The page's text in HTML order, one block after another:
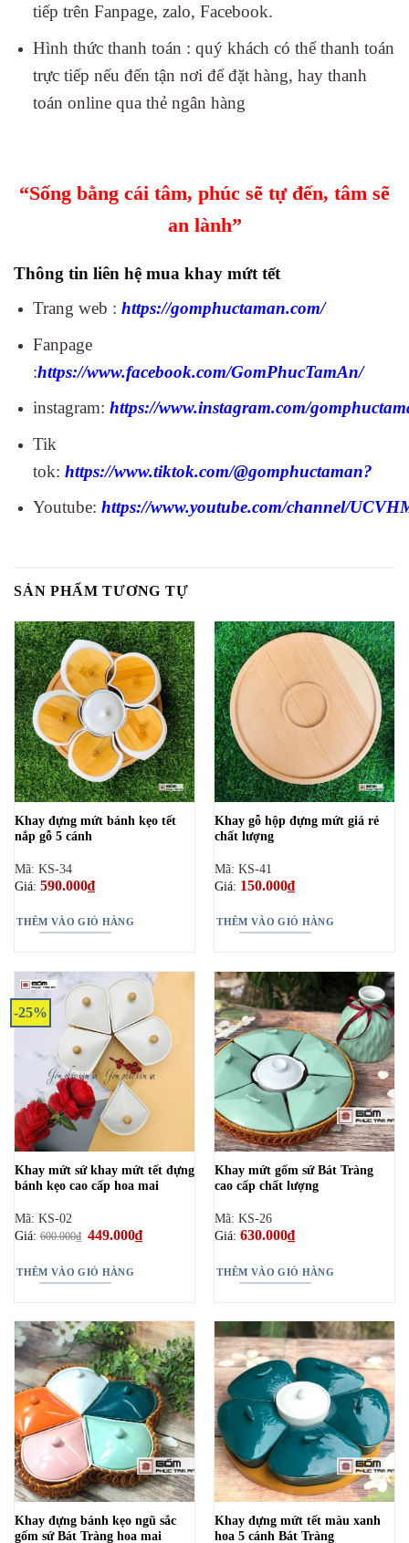
tiếp trên Fanpage, zalo, Facebook.
Hình thức thanh toán : quý khách có thể thanh toán
trực tiếp nếu đến tận nơi để đặt hàng, hay thanh
toán online qua thẻ ngân hàng
“Sống bằng cái tâm, phúc sẽ tự đến, tâm sẽ
an lành”
Thông tin liên hệ mua khay mứt tết
Trang web : https://gomphuctaman.com/
Fanpage
:https://www.facebook.com/GomPhucTamAn/
instagram: https://www.instagram.com/
Tik
tok: https://www.tiktok.com/@gomphuctaman?
Youtube: https://www.youtube.com/channel/
SẢN PHẨM TƯƠNG TỰ
Khay đựng mứt bánh kẹo tết
nắp gỗ 5 cánh
Mã: KS-34
Giá: 590.000₫
THÊM VÀO GIỎ HÀNG
Khay gỗ hộp đựng mứt giá rẻ
chất lượng
Mã: KS-41
Giá: 150.000₫
THÊM VÀO GIỎ HÀNG
-25%
Khay mứt sứ khay mứt tết đựng
bánh kẹo cao cấp hoa mai
Mã: KS-02
Giá:600.000₫ Giá
600.000₫.
449.000₫Giá
hiện
THÊM VÀO GIỎ HÀNG
Khay mứt gốm sứ Bát Tràng
cao cấp chất lượng
Mã: KS-26
Giá: 630.000₫
THÊM VÀO GIỎ HÀNG
Khay đựng bánh kẹo ngũ sắc
gốm sứ Bát Tràng hoa mai
Khay đựng mứt tết màu xanh
hoa 5 cánh Bát Tràng